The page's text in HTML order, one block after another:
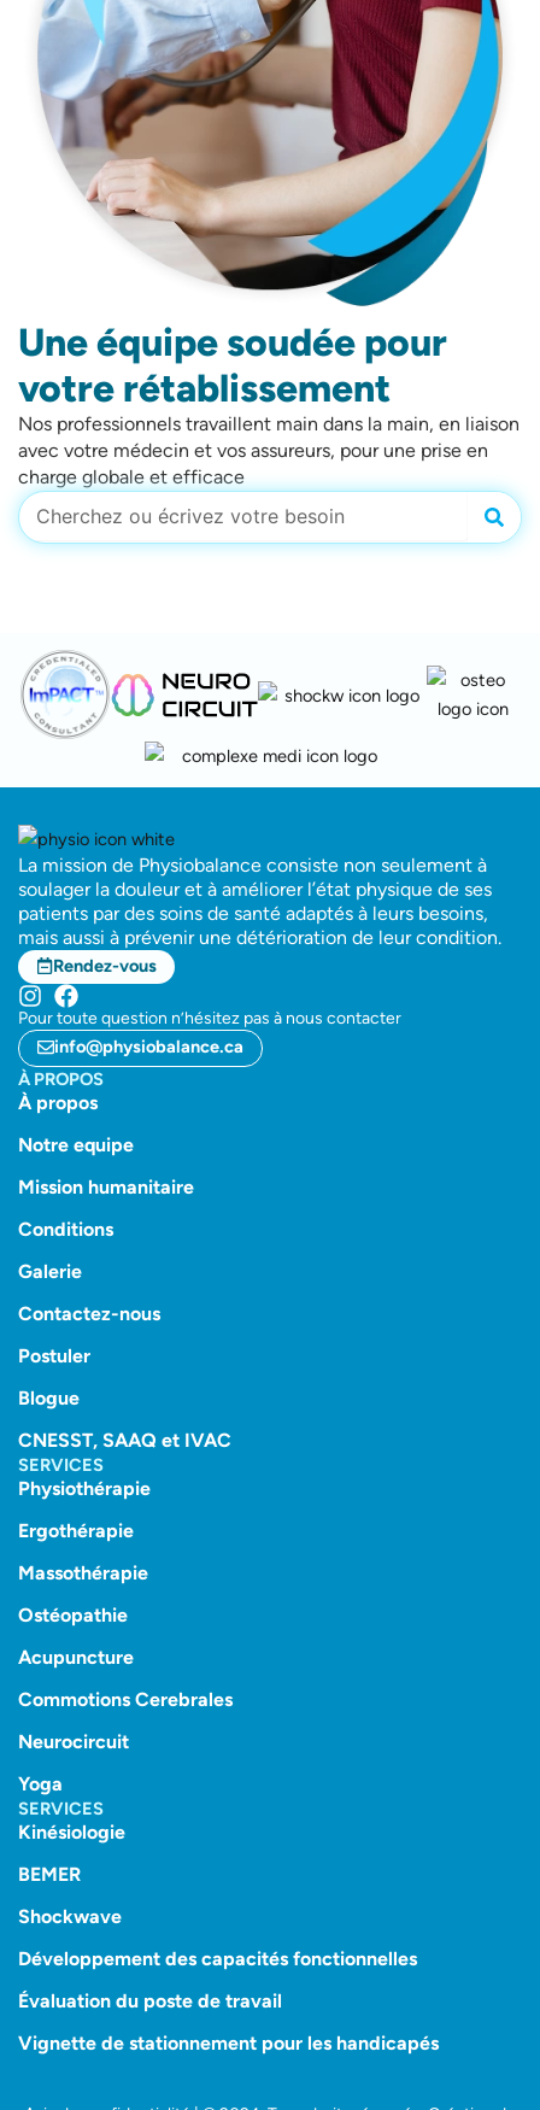
Une équipe soudée pour
votre rétablissement
Nos professionnels travaillent main dans la main, en liaison
avec votre médecin et vos assureurs, pour une prise en
charge globale et efficace
Rechercher
La mission de Physiobalance consiste non seulement à
soulager la douleur et à améliorer l’état physique de ses
patients par des soins de santé adaptés à leurs besoins,
mais aussi à prévenir une détérioration de leur condition.
Rendez-vous
Pour toute question n’hésitez pas à nous contacter
info@physiobalance.ca
À PROPOS
À propos
Notre equipe
Mission humanitaire
Conditions
Galerie
Contactez-nous
Postuler
Blogue
CNESST, SAAQ et IVAC
SERVICES
Physiothérapie
Ergothérapie
Massothérapie
Ostéopathie
Acupuncture
Commotions Cerebrales
Neurocircuit
Yoga
SERVICES
Kinésiologie
BEMER
Shockwave
Développement des capacités fonctionnelles
Évaluation du poste de travail
Vignette de stationnement pour les handicapés